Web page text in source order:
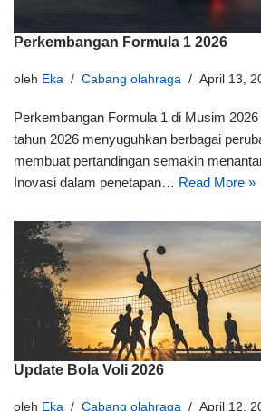
Perkembangan Formula 1 2026
oleh Eka Cabang olahraga April 13,
Perkembangan Formula 1 di Musim
tahun 2026 menyuguhkan berbagai
membuat pertandingan semakin
Inovasi dalam penetapan… Read More »
Update Bola Voli 2026
oleh Eka Cabang olahraga April 12,